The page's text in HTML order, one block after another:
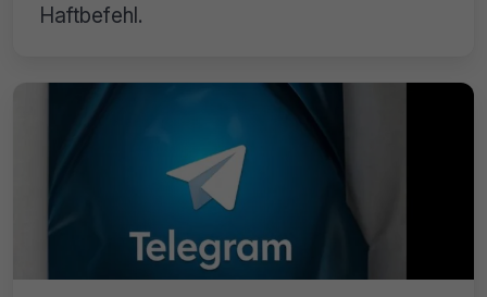
Haftbefehl.